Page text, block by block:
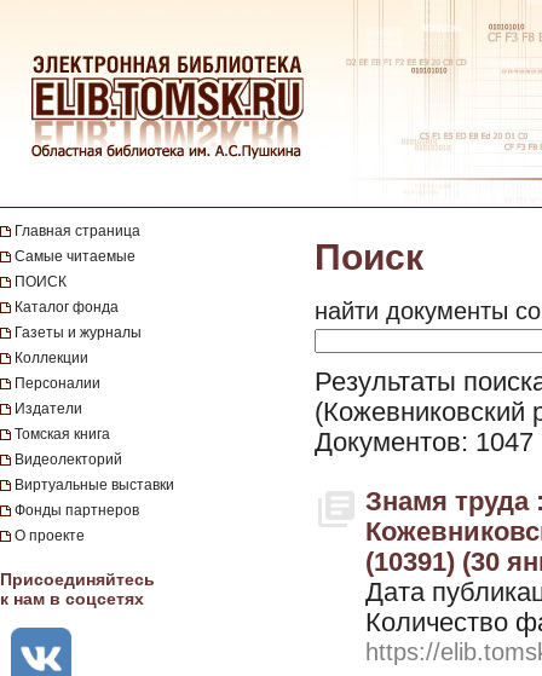
Главная страница
Самые читаемые
ПОИСК
Каталог фонда
Газеты и журналы
Коллекции
Персоналии
Издатели
Томская книга
Видеолекторий
Виртуальные выставки
Фонды партнеров
О проекте
Присоединяйтесь
к нам в соцсетях
Поиск
найти документы
Результаты
(Кожевниковский
Документов: 1047
Знамя труда
(10391) (30
Дата
Количество
https://